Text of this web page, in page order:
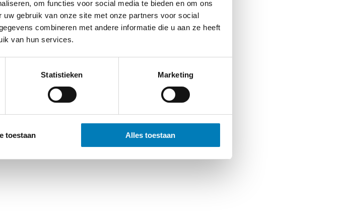
om functies voor social media te bieden en om ons
gebruik van onze site met onze partners voor social
combineren met andere informatie die u aan ze heeft
van hun services.
Statistieken Marketing
toestaan Alles toestaan